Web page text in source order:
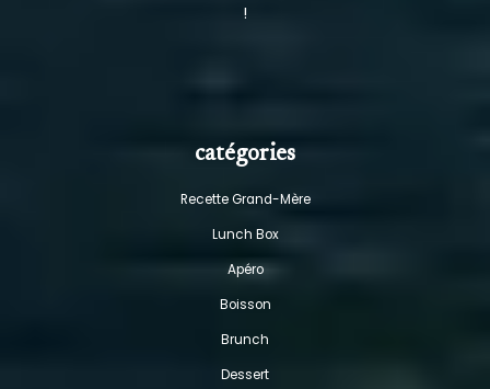
!
catégories
Recette Grand-Mère
Lunch Box
Apéro
Boisson
Brunch
Dessert